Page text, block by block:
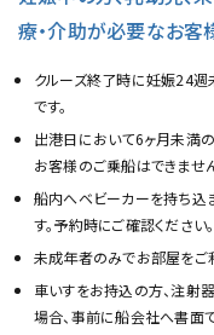
療・介助が必要なお客
クルーズ終了時に妊娠24
です。
出港日において6ヶ月未満
お客様のご乗船はできません
船内へベビーカーを持ち込
す。予約時にご確認ください。
未成年者のみでお部屋をご
車いすをお持込の方、注射
場合、事前に船会社へ書面